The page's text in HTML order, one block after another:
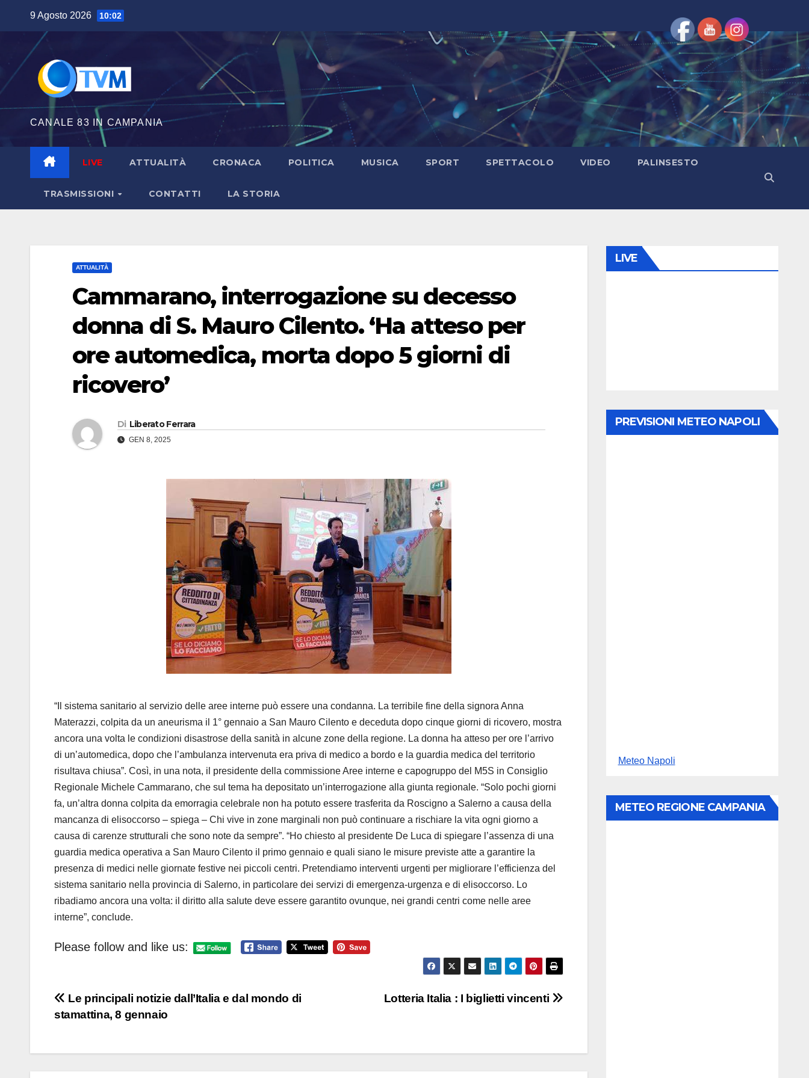
contenuto
9 Agosto 2026 10:02
CANALE 83 IN CAMPANIA
LIVE ATTUALITÀ CRONACA POLITICA MUSICA SPORT SPETTACOLO VIDEO PALINSESTO
TRASMISSIONI CONTATTI LA STORIA
ATTUALITÀ
Cammarano, interrogazione su decesso
donna di S. Mauro Cilento. ‘Ha atteso per
ore automedica, morta dopo 5 giorni di
ricovero’
Di Liberato Ferrara
GEN 8, 2025
“Il sistema sanitario al servizio delle aree interne può essere una condanna. La terribile fine della signora Anna
Materazzi, colpita da un aneurisma il 1° gennaio a San Mauro Cilento e deceduta dopo cinque giorni di ricovero, mostra
ancora una volta le condizioni disastrose della sanità in alcune zone della regione. La donna ha atteso per ore l’arrivo
di un’automedica, dopo che l’ambulanza intervenuta era priva di medico a bordo e la guardia medica del territorio
risultava chiusa”. Così, in una nota, il presidente della commissione Aree interne e capogruppo del M5S in Consiglio
Regionale Michele Cammarano, che sul tema ha depositato un’interrogazione alla giunta regionale. “Solo pochi giorni
fa, un’altra donna colpita da emorragia celebrale non ha potuto essere trasferita da Roscigno a Salerno a causa della
mancanza di elisoccorso – spiega – Chi vive in zone marginali non può continuare a rischiare la vita ogni giorno a
causa di carenze strutturali che sono note da sempre”. “Ho chiesto al presidente De Luca di spiegare l’assenza di una
guardia medica operativa a San Mauro Cilento il primo gennaio e quali siano le misure previste atte a garantire la
presenza di medici nelle giornate festive nei piccoli centri. Pretendiamo interventi urgenti per migliorare l’efficienza del
sistema sanitario nella provincia di Salerno, in particolare dei servizi di emergenza-urgenza e di elisoccorso. Lo
ribadiamo ancora una volta: il diritto alla salute deve essere garantito ovunque, nei grandi centri come nelle aree
interne”, conclude.
Please follow and like us:
Navigazione
articoli
Lotteria Italia : I biglietti vincenti
Le principali notizie dall’Italia e dal mondo di
stamattina, 8 gennaio
LIVE
PREVISIONI METEO NAPOLI
Meteo Napoli
METEO REGIONE CAMPANIA